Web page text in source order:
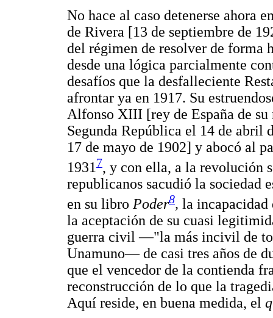
No hace al caso detenerse ahora
de Rivera [13 de septiembre de
del régimen de resolver de
desde una lógica parcialmente
desafíos que la desfalleciente
afrontar ya en 1917. Su
Alfonso XIII [rey de España de
Segunda República el 14 de abril
17 de mayo de 1902] y abocó al
1931 7, y con ella, a la revolución
republicanos sacudió la sociedad
en su libro Poder8, la incapacidad
la aceptación de su cuasi
guerra civil —"la más incivil de
Unamuno— de casi tres años de
que el vencedor de la contienda
reconstrucción de lo que la
Aquí reside, en buena medida, el